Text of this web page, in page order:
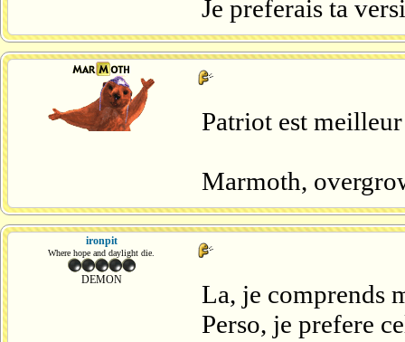
Je preferais ta
Patriot est
Marmoth,
ironpit
Where hope and daylight die.
DEMON
La, je comprends
Perso, je prefere